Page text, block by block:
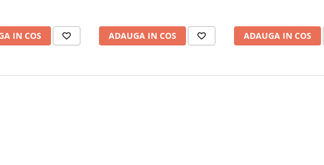
IN COS ADAUGA IN COS ADAUGA IN COS